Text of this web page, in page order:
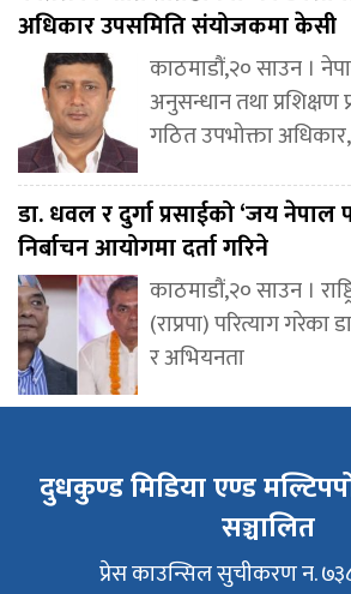
अधिकार उपसमिति संयोजकमा केसी
काठमाडौं,२० साउन ।
अनुसन्धान तथा प्रशिक्षण
गठित उपभोक्ता
डा. धवल र दुर्गा प्रसाईको ‘जय नेपाल
निर्बाचन आयोगमा दर्ता गरिने
काठमाडौं,२० साउन ।
(राप्रपा) परित्याग
र अभियनता
दुधकुण्ड मिडिया एण्ड
सञ्चालित
प्रेस काउन्सिल सुचीकरण न.